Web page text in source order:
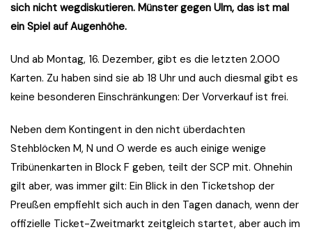
sich nicht wegdiskutieren. Münster gegen Ulm, das ist mal
ein Spiel auf Augenhöhe.
Und ab Montag, 16. Dezember, gibt es die letzten 2.000
Karten. Zu haben sind sie ab 18 Uhr und auch diesmal gibt es
keine besonderen Einschränkungen: Der Vorverkauf ist frei.
Neben dem Kontingent in den nicht überdachten
Stehblöcken M, N und O werde es auch einige wenige
Tribünenkarten in Block F geben, teilt der SCP mit. Ohnehin
gilt aber, was immer gilt: Ein Blick in den Ticketshop der
Preußen empfiehlt sich auch in den Tagen danach, wenn der
offizielle Ticket-Zweitmarkt zeitgleich startet, aber auch im